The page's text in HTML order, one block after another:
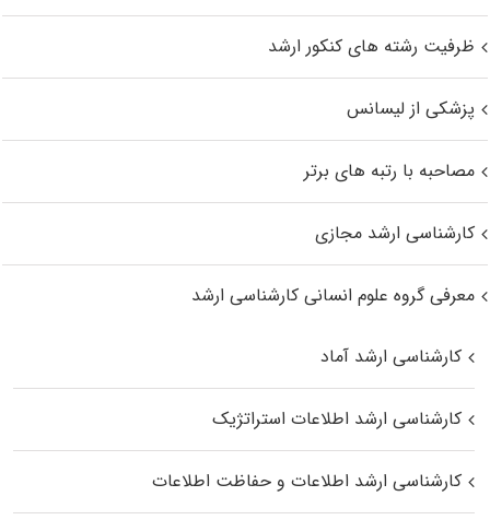
ظرفیت رشته های کنکور ارشد
پزشکی از لیسانس
مصاحبه با رتبه های برتر
کارشناسی ارشد مجازی
معرفی گروه علوم انسانی کارشناسی ارشد
کارشناسی ارشد آماد
کارشناسی ارشد اطلاعات استراتژیک
کارشناسی ارشد اطلاعات و حفاظت اطلاعات